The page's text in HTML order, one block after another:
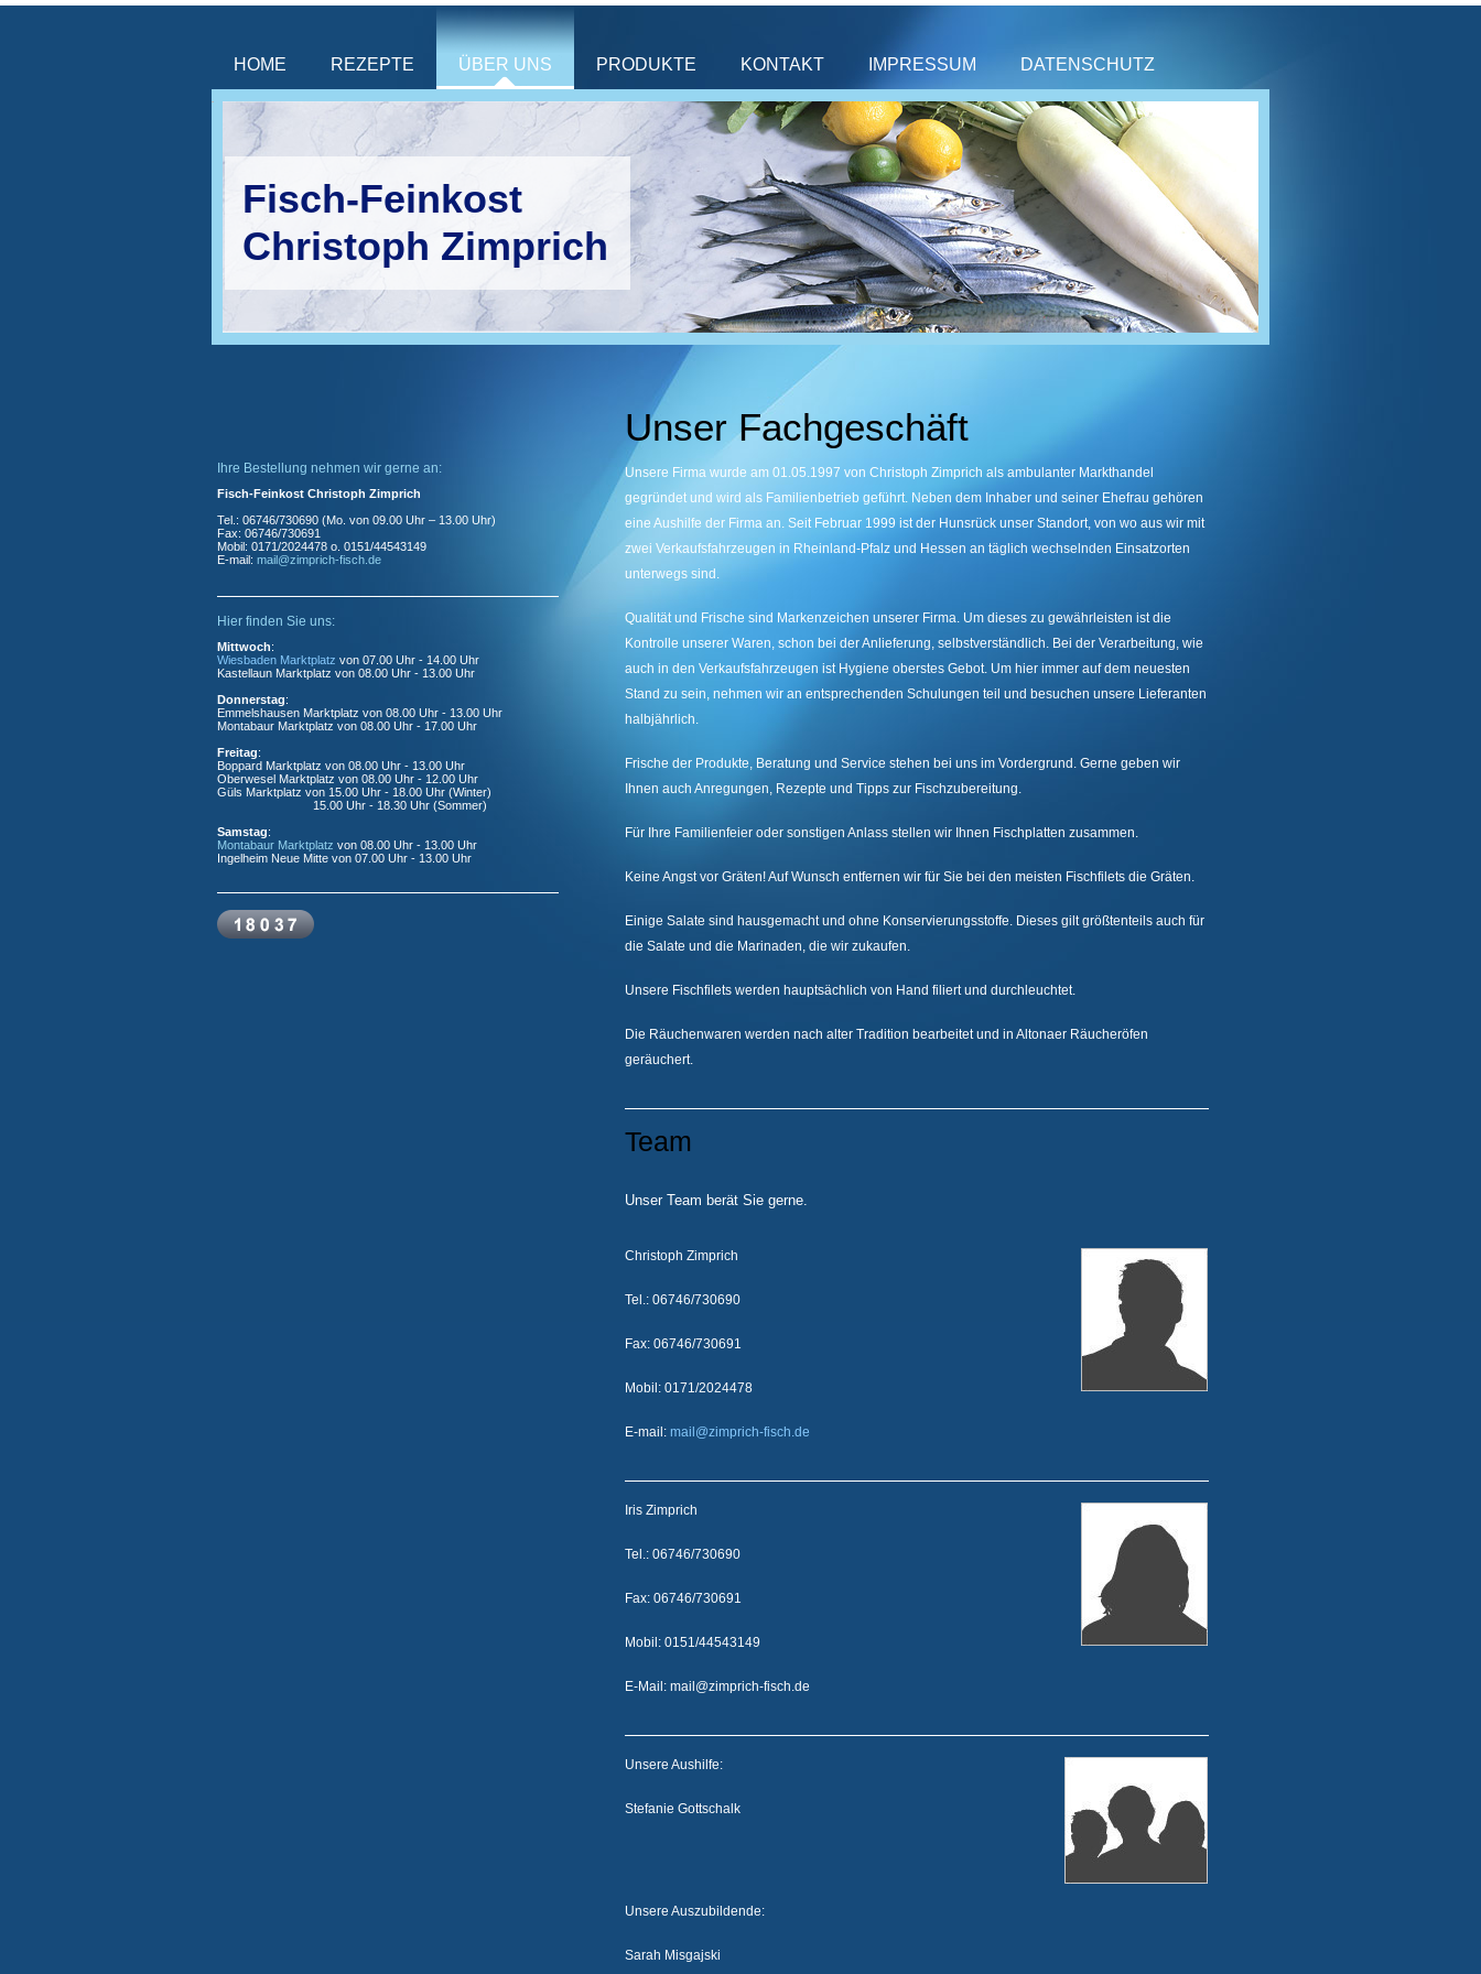
HOME REZEPTE ÜBER UNS PRODUKTE KONTAKT IMPRESSUM DATENSCHUTZ
Fisch-Feinkost
Christoph Zimprich
Unser Fachgeschäft
Unsere Firma wurde am 01.05.1997 von Christoph Zimprich als ambulanter Markthandel
gegründet und wird als Familienbetrieb geführt. Neben dem Inhaber und seiner Ehefrau gehören
eine Aushilfe der Firma an. Seit Februar 1999 ist der Hunsrück unser Standort, von wo aus wir mit
zwei Verkaufsfahrzeugen in Rheinland-Pfalz und Hessen an täglich wechselnden Einsatzorten
unterwegs sind.
Qualität und Frische sind Markenzeichen unserer Firma. Um dieses zu gewährleisten ist die
Kontrolle unserer Waren, schon bei der Anlieferung, selbstverständlich. Bei der Verarbeitung, wie
auch in den Verkaufsfahrzeugen ist Hygiene oberstes Gebot. Um hier immer auf dem neuesten
Stand zu sein, nehmen wir an entsprechenden Schulungen teil und besuchen unsere Lieferanten
halbjährlich.
Frische der Produkte, Beratung und Service stehen bei uns im Vordergrund. Gerne geben wir
Ihnen auch Anregungen, Rezepte und Tipps zur Fischzubereitung.
Für Ihre Familienfeier oder sonstigen Anlass stellen wir Ihnen Fischplatten zusammen.
Keine Angst vor Gräten! Auf Wunsch entfernen wir für Sie bei den meisten Fischfilets die Gräten.
Einige Salate sind hausgemacht und ohne Konservierungsstoffe. Dieses gilt größtenteils auch für
die Salate und die Marinaden, die wir zukaufen.
Unsere Fischfilets werden hauptsächlich von Hand filiert und durchleuchtet.
Die Räuchenwaren werden nach alter Tradition bearbeitet und in Altonaer Räucheröfen
geräuchert.
Team
Unser Team berät Sie gerne.
Christoph Zimprich
Tel.: 06746/730690
Fax: 06746/730691
Mobil: 0171/2024478
E-mail: mail@zimprich-fisch.de
Iris Zimprich
Tel.: 06746/730690
Fax: 06746/730691
Mobil: 0151/44543149
E-Mail: mail@zimprich-fisch.de
Unsere Aushilfe:
Stefanie Gottschalk
Unsere Auszubildende:
Sarah Misgajski
Ihre Bestellung nehmen wir gerne an:
Fisch-Feinkost Christoph Zimprich
Tel.: 06746/730690 (Mo. von 09.00 Uhr – 13.00 Uhr)
Fax: 06746/730691
Mobil: 0171/2024478 o. 0151/44543149
E-mail: mail@zimprich-fisch.de
Hier finden Sie uns:
Mittwoch:
Wiesbaden Marktplatz von 07.00 Uhr - 14.00 Uhr
Kastellaun Marktplatz von 08.00 Uhr - 13.00 Uhr
Donnerstag:
Emmelshausen Marktplatz von 08.00 Uhr - 13.00 Uhr
Montabaur Marktplatz von 08.00 Uhr - 17.00 Uhr
Freitag:
Boppard Marktplatz von 08.00 Uhr - 13.00 Uhr
Oberwesel Marktplatz von 08.00 Uhr - 12.00 Uhr
Güls Marktplatz von 15.00 Uhr - 18.00 Uhr (Winter)
15.00 Uhr - 18.30 Uhr (Sommer)
Samstag:
Montabaur Marktplatz von 08.00 Uhr - 13.00 Uhr
Ingelheim Neue Mitte von 07.00 Uhr - 13.00 Uhr